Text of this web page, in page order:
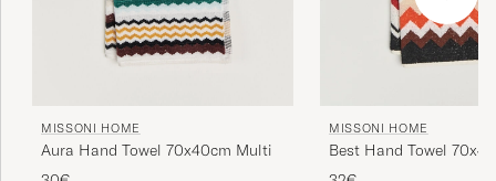
MISSONI HOME
Aura Hand Towel 70x40cm Multi
MISSONI HOME
Best Hand Towel
Multi